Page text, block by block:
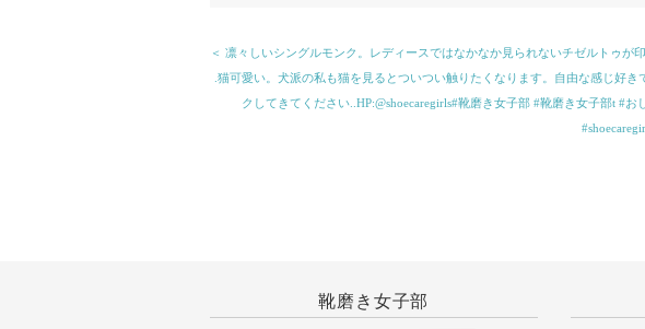
＜ 凛々しいシングルモンク。レディースではなかなか見られないチゼルトゥが
.猫可愛い。犬派の私も猫を見るとついつい触りたくなります。自由な感じ好
クしてきてください︎..HP:@shoecaregirls#靴磨き女子部 #靴磨き女子部t #
靴磨き女子部